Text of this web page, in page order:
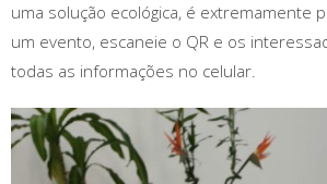
uma solução ecológica, é extremamente
um evento, escaneie o QR e os
todas as informações no celular.